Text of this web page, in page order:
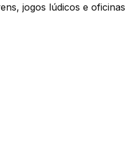
jogos lúdicos e oficinas